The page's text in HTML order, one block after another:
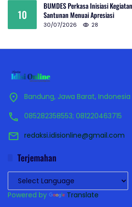
10
BUMDES Perkasa Inisiasi
Santunan Menuai Apresiasi
30/07/2026 28
Bandung, Jawa Barat, Indonesia
085282358553; 081220463715
redaksi.idisionline@gmail.com
Terjemahan
Powered by Translate